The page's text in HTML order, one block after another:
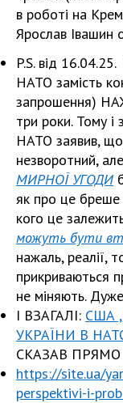
в роботі на
Ярослав
P.S. від
НАТО замість
запрошення)
три роки. Тому і
НАТО заявив,
незворотний, але
МИРНОЇ УГОДИ
як про це бреше
кого це
можуть бути
нажаль, реалії,
прикриваються
не міняють.
І ВЗАГАЛІ: США
УКРАЇНИ В
СКАЗАВ ПРЯМО
https://site.ua/
perspektivi-i-